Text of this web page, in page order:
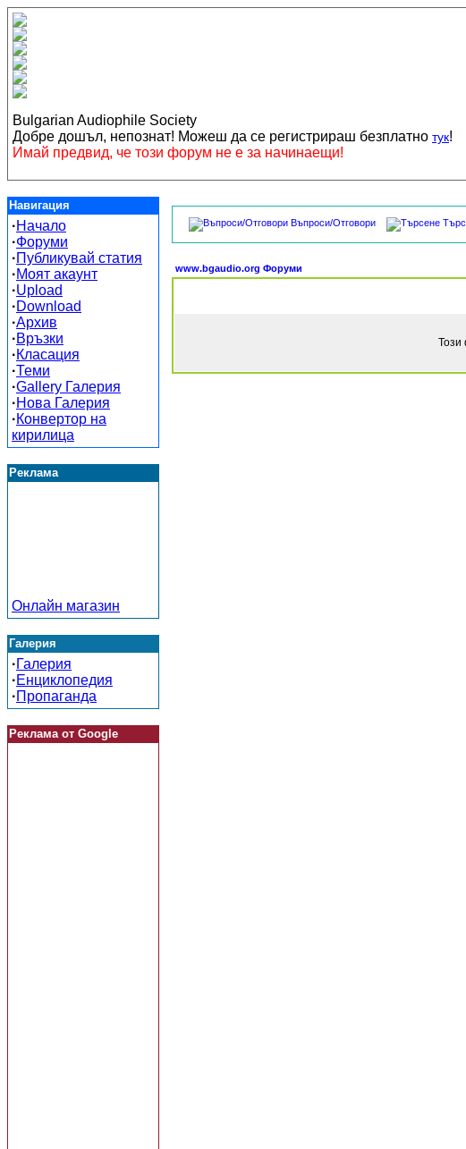
Bulgarian Audiophile Society
Добре дошъл, непознат! Можеш да се регистрираш безплатно тук!
Имай предвид, че този форум не е за начинаещи!
Навигация
·Начало
·Форуми
·Публикувай статия
·Моят акаунт
·Upload
·Download
·Архив
·Връзки
·Класация
·Теми
·Gallery Галерия
·Нова Галерия
·Конвертор на
кирилица
Реклама
Онлайн магазин
Галерия
·Галерия
·Енциклопедия
·Пропаганда
Реклама от Google
Въпроси/Отговори
www.bgaudio.org Форуми
Този